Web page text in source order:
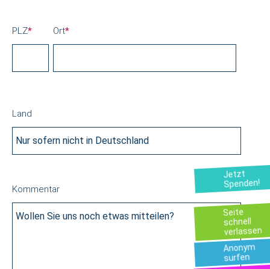
Jetzt
Spenden!
Seite
schnell
verlassen
Anonym
surfen
PLZ* Ort*
Land
Kommentar